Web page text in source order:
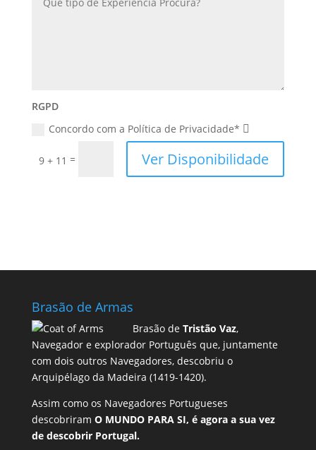
RGPD
Concordo com a Política de Privacidade*
9 + 11 = Ver Disponibilidade
Brasão de Armas
Brasão de Tristão Vaz,
Navegador e explorador Português que, juntamente
com dois outros Navegadores, descobriu o
Arquipélago da Madeira (1419-1420).
Assim como os Navegadores Portugueses
descobriram O MUNDO PARA SI, é agora a sua vez
de descobrir Portugal.